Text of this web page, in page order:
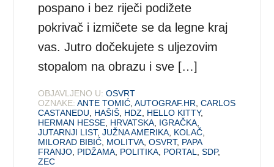
pospano i bez riječi podižete
pokrivač i izmičete se da legne kraj
vas. Jutro dočekujete s uljezovim
stopalom na obrazu i sve […]
OBJAVLJENO U: OSVRT
OZNAKE: ANTE TOMIĆ ,AUTOGRAF.HR ,CARLOS
CASTANEDU
HAŠIŠ HDZ HELLO KITTY,
HERMAN HESSE HRVATSKA IGRAČKA
JUTARNJI LIST,JUŽNA AMERIKA KOLAČ
MILORAD BIBIĆ MOLITVA ,OSVRT, PAPA
FRANJO PIDŽAMA POLITIKA PORTAL ,SDP,
ZEC